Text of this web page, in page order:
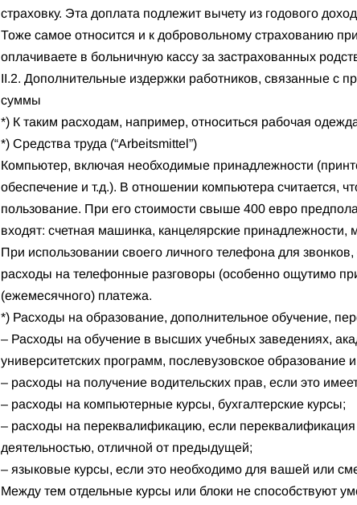
страховку. Эта доплата подлежит вычету из годового
Тоже самое относится и к добровольному страхованию
оплачиваете в больничную кассу за застрахованных
II.2. Дополнительные издержки работников, связанные с
суммы
*) К таким расходам, например, относиться рабочая
*) Средства труда (“Arbeitsmittel”)
Компьютер, включая необходимые принадлежности
обеспечение и т.д.). В отношении компьютера считается,
пользование. При его стоимости свыше 400 евро
входят: счетная машинка, канцелярские
При использовании своего личного телефона для
расходы на телефонные разговоры (особенно ощутимо
(ежемесячного) платежа.
*) Расходы на образование, дополнительное обучение,
– Расходы на обучение в высших учебных заведениях,
университетских программ, послевузовское образование
– расходы на получение водительских прав, если это
– расходы на компьютерные курсы, бухгалтерские курсы;
– расходы на переквалификацию, если
деятельностью, отличной от предыдущей;
– языковые курсы, если это необходимо для вашей или
Между тем отдельные курсы или блоки не способствуют